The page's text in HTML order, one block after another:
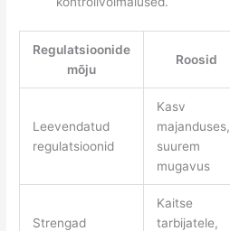
Regulatsioonide
mõju
Roosid
Leevendatud
regulatsioonid
Kasv
majanduses,
suurem
mugavus
Strengad
Kaitse
tarbijatele,